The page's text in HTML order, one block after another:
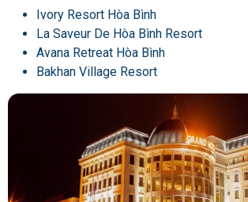
Ivory Resort Hòa Bình
La Saveur De Hòa Bình Resort
Avana Retreat Hòa Bình
Bakhan Village Resort